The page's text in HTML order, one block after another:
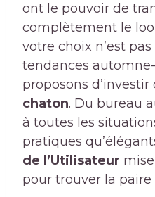
ont le pouvoir de
complètement le
votre choix n’est
tendances
proposons d’investir
chaton. Du bureau
à toutes les
pratiques
de l’Utilisateur
pour trouver la